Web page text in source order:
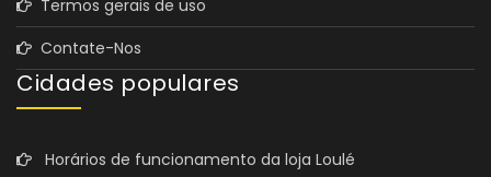
Termos gerais de uso
Contate-Nos
Cidades populares
Horários de funcionamento da loja Loulé